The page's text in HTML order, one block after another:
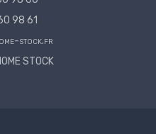
98 61
stock.fr
STOCK